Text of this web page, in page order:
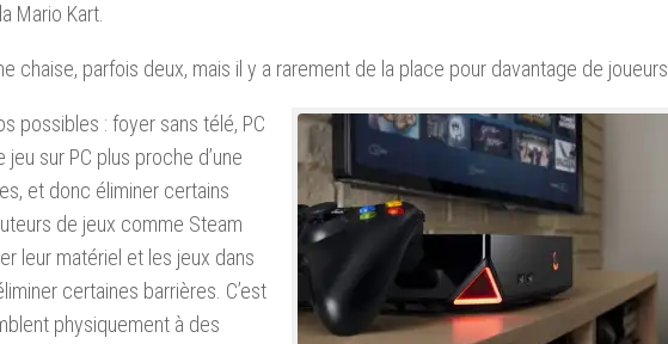
Mario Kart.
chaise, parfois deux, mais il y a rarement de la place pour davantage de joueurs.
possibles : foyer sans télé, PC
sur PC plus proche d’une
et donc éliminer certains
de jeux comme Steam
leur matériel et les jeux dans
certaines barrières. C’est
physiquement à des